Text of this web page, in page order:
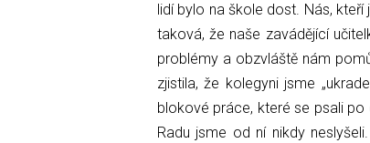
lidí bylo na škole dost. Nás,
taková, že naše zavádějící
problémy a obzvláště nám
zjistila, že kolegyni jsme
blokové práce, které se psali po
Radu jsme od ní nikdy